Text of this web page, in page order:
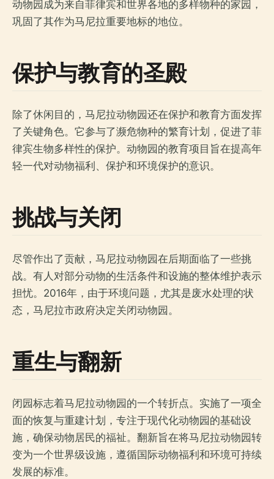
动物园成为来自菲律宾和世界各地的多样物种的家园，
巩固了其作为马尼拉重要地标的地位。
保护与教育的圣殿
除了休闲目的，马尼拉动物园还在保护和教育方面发挥
了关键角色。它参与了濒危物种的繁育计划，促进了菲
律宾生物多样性的保护。动物园的教育项目旨在提高年
轻一代对动物福利、保护和环境保护的意识。
挑战与关闭
尽管作出了贡献，马尼拉动物园在后期面临了一些挑
战。有人对部分动物的生活条件和设施的整体维护表示
担忧。2016年，由于环境问题，尤其是废水处理的状
态，马尼拉市政府决定关闭动物园。
重生与翻新
闭园标志着马尼拉动物园的一个转折点。实施了一项全
面的恢复与重建计划，专注于现代化动物园的基础设
施，确保动物居民的福祉。翻新旨在将马尼拉动物园转
变为一个世界级设施，遵循国际动物福利和环境可持续
发展的标准。